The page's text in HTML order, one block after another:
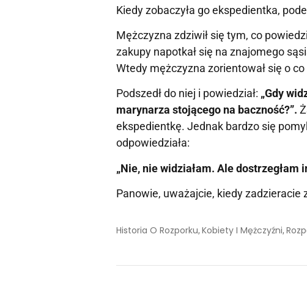
Kiedy zobaczyła go ekspedientka,
Mężczyzna zdziwił się tym, co
zakupy napotkał się na znajomego
Wtedy mężczyzna zorientował się o
Podszedł do niej i powiedział: „Gdy
marynarza stojącego na baczność?”.
ekspedientkę. Jednak bardzo się
odpowiedziała:
„Nie, nie widziałam. Ale
Panowie, uważajcie, kiedy
Historia O Rozporku,Kobiety I Mężczyźni,